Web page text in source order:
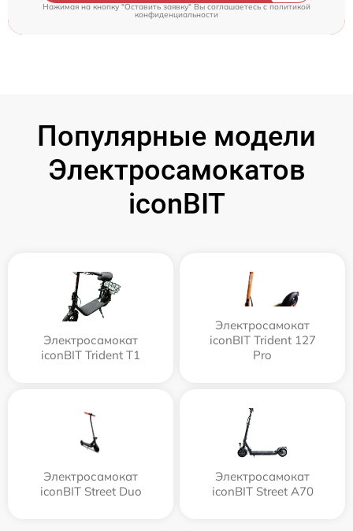
Нажимая на кнопку "Оставить заявку" Вы соглашаетесь cполитикой
конфиденциальности
Популярные модели
Электросамокатов
iconBIT
Электросамокат
iconBIT Trident T1
Электросамокат
iconBIT Trident 127
Pro
Электросамокат
iconBIT Street Duo
Электросамокат
iconBIT Street A70